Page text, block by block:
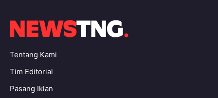
Tentang Kami
Tim Editorial
Pasang Iklan